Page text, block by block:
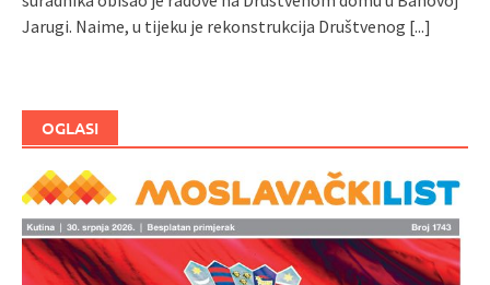
Jarugi. Naime, u tijeku je rekonstrukcija Društvenog [...]
OGLASI